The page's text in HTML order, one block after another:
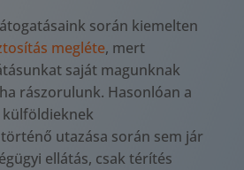
során kiemelten
megléte, mert
saját magunknak
rászorulunk. Hasonlóan a
utazása során sem jár
ellátás, csak térítés